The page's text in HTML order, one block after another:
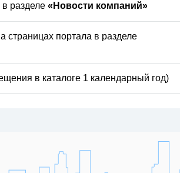
разделе «Новости компаний»
страницах портала в разделе
в каталоге 1 календарный год)